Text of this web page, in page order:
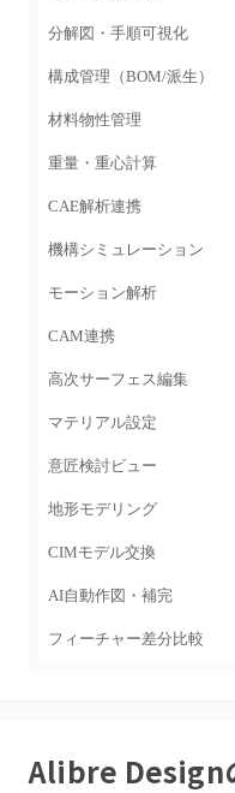
分解図・手順可視化
構成管理（BOM/派生）
材料物性管理
重量・重心計算
CAE解析連携
機構シミュレーション
モーション解析
CAM連携
高次サーフェス編集
マテリアル設定
意匠検討ビュー
地形モデリング
CIMモデル交換
AI自動作図・補完
フィーチャー差分比較
Alibre Design